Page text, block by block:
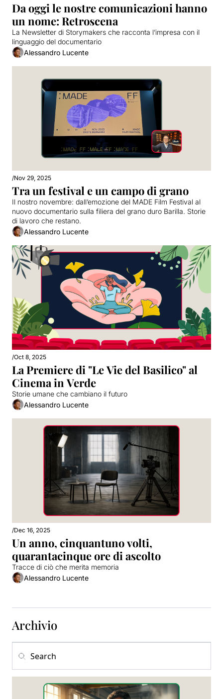
Da oggi le nostre comunicazioni hanno
un nome: Retroscena
La Newsletter di Storymakers che racconta l’impresa con il
linguaggio del documentario
Alessandro Lucente
/Nov 29, 2025
Tra un festival e un campo di grano
Il nostro novembre: dall’emozione del MADE Film Festival al
nuovo documentario sulla filiera del grano duro Barilla. Storie
di lavoro che restano.
Alessandro Lucente
/Oct 8, 2025
La Premiere di "Le Vie del Basilico" al
Cinema in Verde
Storie umane che cambiano il futuro
Alessandro Lucente
/Dec 16, 2025
Un anno, cinquantuno volti,
quarantacinque ore di ascolto
Tracce di ciò che merita memoria
Alessandro Lucente
Archivio